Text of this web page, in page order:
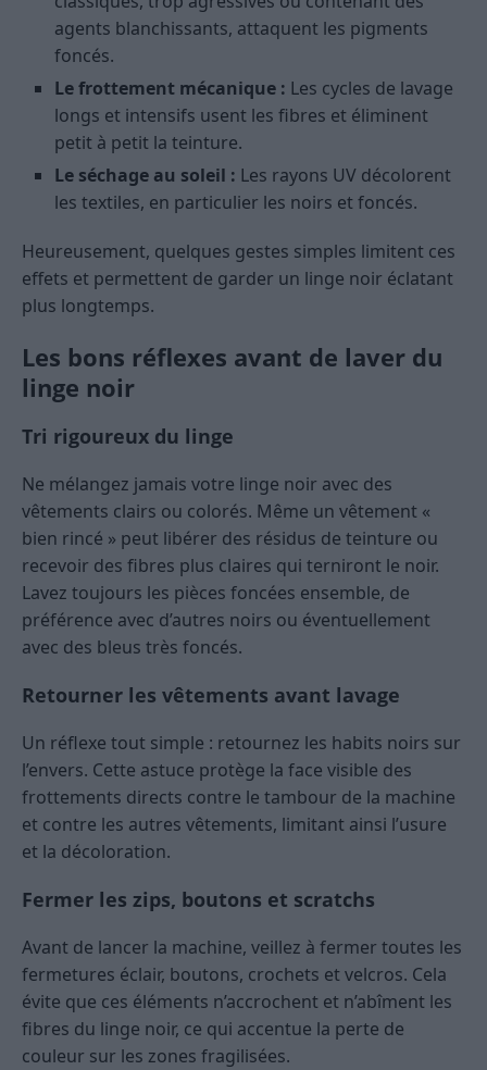
agents blanchissants, attaquent les pigments
foncés.
Le frottement mécanique : Les cycles de lavage
longs et intensifs usent les fibres et éliminent
petit à petit la teinture.
Le séchage au soleil : Les rayons UV décolorent
les textiles, en particulier les noirs et foncés.
Heureusement, quelques gestes simples limitent ces
effets et permettent de garder un linge noir éclatant
plus longtemps.
Les bons réflexes avant de laver du
linge noir
Tri rigoureux du linge
Ne mélangez jamais votre linge noir avec des
vêtements clairs ou colorés. Même un vêtement «
bien rincé » peut libérer des résidus de teinture ou
recevoir des fibres plus claires qui terniront le noir.
Lavez toujours les pièces foncées ensemble, de
préférence avec d’autres noirs ou éventuellement
avec des bleus très foncés.
Retourner les vêtements avant lavage
Un réflexe tout simple : retournez les habits noirs sur
l’envers. Cette astuce protège la face visible des
frottements directs contre le tambour de la machine
et contre les autres vêtements, limitant ainsi l’usure
et la décoloration.
Fermer les zips, boutons et scratchs
Avant de lancer la machine, veillez à fermer toutes les
fermetures éclair, boutons, crochets et velcros. Cela
évite que ces éléments n’accrochent et n’abîment les
fibres du linge noir, ce qui accentue la perte de
couleur sur les zones fragilisées.